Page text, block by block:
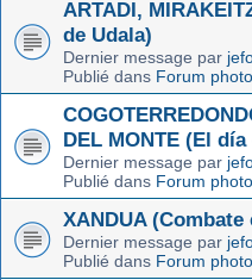
ARTADI,
de Udala)
Dernier message par
Publié dans Forum
DEL MONTE (El
Dernier message par
Publié dans Forum
XANDUA
Dernier message par
Publié dans Forum